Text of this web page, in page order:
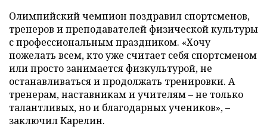
Олимпийский чемпион поздравил спортсменов,
тренеров и преподавателей физической культуры
с профессиональным праздником. «Хочу
пожелать всем, кто уже считает себя спортсменом
или просто занимается физкультурой, не
останавливаться и продолжать тренировки. А
тренерам, наставникам и учителям – не только
талантливых, но и благодарных учеников», –
заключил Карелин.